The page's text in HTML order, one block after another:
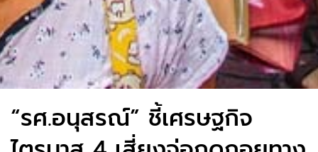
“รศ.อนุสรณ์” ชี้เศรษฐกิจ